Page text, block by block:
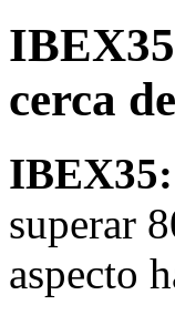
cerca
IBEX35:
superar
aspecto